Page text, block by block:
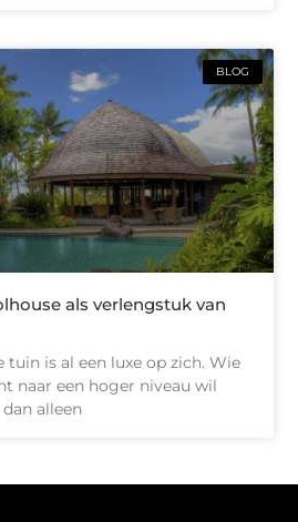
BLOG
als verlengstuk van
tuin is al een luxe op zich. Wie
naar een hoger niveau wil
alleen